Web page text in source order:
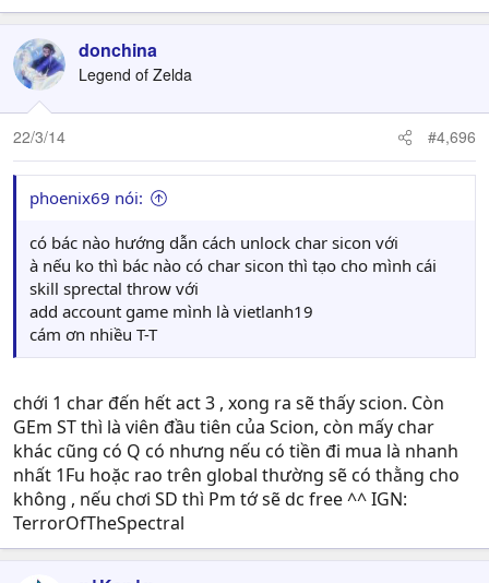
donchina
Legend of Zelda
22/3/14 #4,696
phoenix69 nói:
có bác nào hướng dẫn cách unlock char sicon với
à nếu ko thì bác nào có char sicon thì tạo cho mình cái
skill sprectal throw với
add account game mình là vietlanh19
cám ơn nhiều T-T
chới 1 char đến hết act 3 , xong ra sẽ thấy scion. Còn
GEm ST thì là viên đầu tiên của Scion, còn mấy char
khác cũng có Q có nhưng nếu có tiền đi mua là nhanh
nhất 1Fu hoặc rao trên global thường sẽ có thằng cho
không , nếu chơi SD thì Pm tớ sẽ dc free ^^ IGN:
TerrorOfTheSpectral